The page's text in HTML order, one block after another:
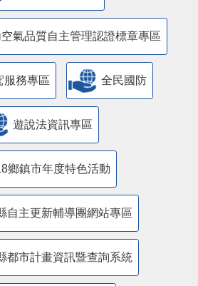
氣品質自主管理認證標章專區
服務專區 全民國防
遊說法資訊專區
鄉鎮市年度特色活動
自主更新輔導團網站專區
都市計畫資訊暨查詢系統